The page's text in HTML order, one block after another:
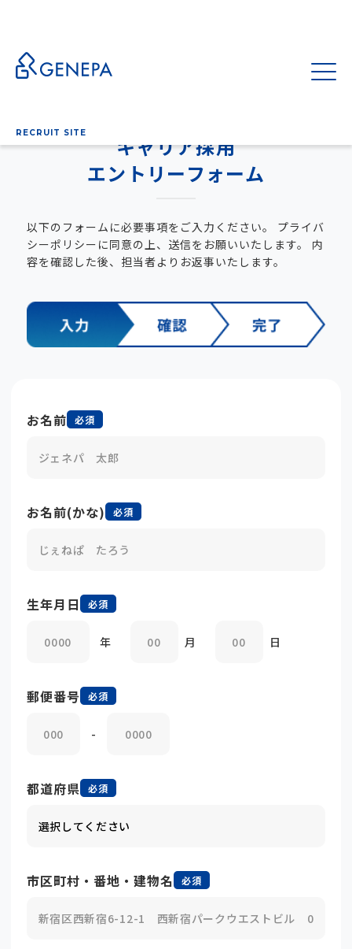
RECRUIT SITE
HOME キャリア採用 エントリーフォーム
キャリア採用
エントリーフォーム
以下のフォームに必要事項をご入力ください。
プライバ
シーポリシーに同意の上、送信をお願いいたします。
内
容を確認した後、担当者よりお返事いたします。
お名前 必須
お名前(かな) 必須
生年月日 必須
年 月 日
郵便番号 必須
-
都道府県 必須
市区町村・番地・建物名 必須